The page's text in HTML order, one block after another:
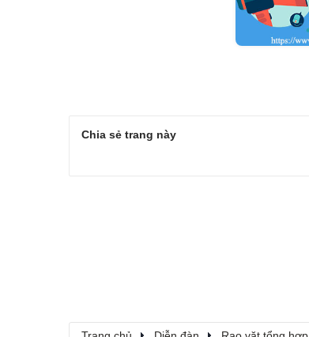
Chia sẻ trang này